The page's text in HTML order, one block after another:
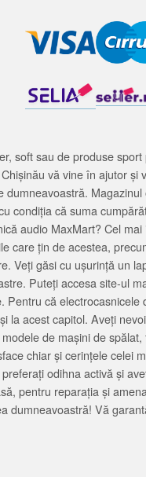
soft sau de produse
vă vine în ajutor
condiția că suma
audio MaxMart? Cel
care țin de acestea,
Veți găsi cu ușurință un
Puteți accesa site-ul
Pentru că
la acest capitol. Aveți
de mașini de
chiar și cerințele celei
odihna activă și
pentru reparația și
dumneavoastră! Vă